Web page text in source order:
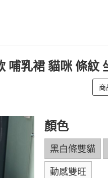
哺乳裙 貓咪 條紋
商
顏色
黑白條雙貓
動感雙旺